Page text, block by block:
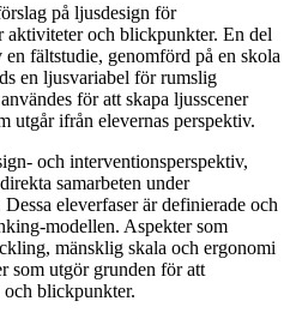
på ljusdesign för
och blickpunkter. En del
fältstudie, genomförd på en skola
en ljusvariabel för rumslig
för att skapa ljusscener
utgår ifrån elevernas perspektiv.
och interventionsperspektiv,
samarbeten under
eleverfaser är definierade och
modellen. Aspekter som
mänsklig skala och ergonomi
som utgör grunden för att
och blickpunkter.